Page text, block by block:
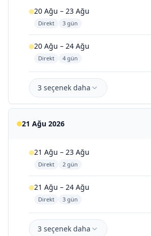
20 Ağu – 23 Ağu
Direkt 3 gün
20 Ağu – 24 Ağu
Direkt 4 gün
3 seçenek daha
21 Ağu 2026
21 Ağu – 23 Ağu
Direkt 2 gün
21 Ağu – 24 Ağu
Direkt 3 gün
3 seçenek daha